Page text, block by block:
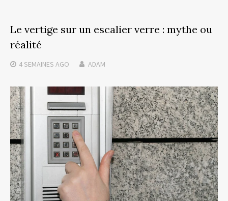
Le vertige sur un escalier verre : mythe ou
réalité
4 SEMAINES AGO ADAM